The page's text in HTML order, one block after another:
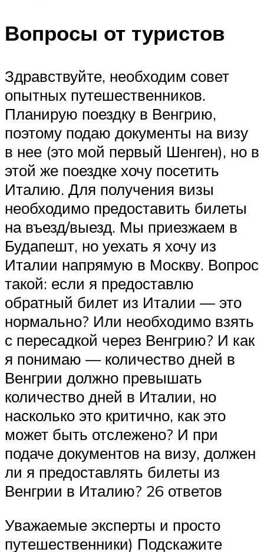
Вопросы от туристов
Здравствуйте, необходим совет
опытных путешественников.
Планирую поездку в Венгрию,
поэтому подаю документы на визу
в нее (это мой первый Шенген), но в
этой же поездке хочу посетить
Италию. Для получения визы
необходимо предоставить билеты
на въезд/выезд. Мы приезжаем в
Будапешт, но уехать я хочу из
Италии напрямую в Москву. Вопрос
такой: если я предоставлю
обратный билет из Италии — это
нормально? Или необходимо взять
с пересадкой через Венгрию? И как
я понимаю — количество дней в
Венгрии должно превышать
количество дней в Италии, но
насколько это критично, как это
может быть отслежено? И при
подаче документов на визу, должен
ли я предоставлять билеты из
Венгрии в Италию? 26 ответов
Уважаемые эксперты и просто
путешественники) Подскажите